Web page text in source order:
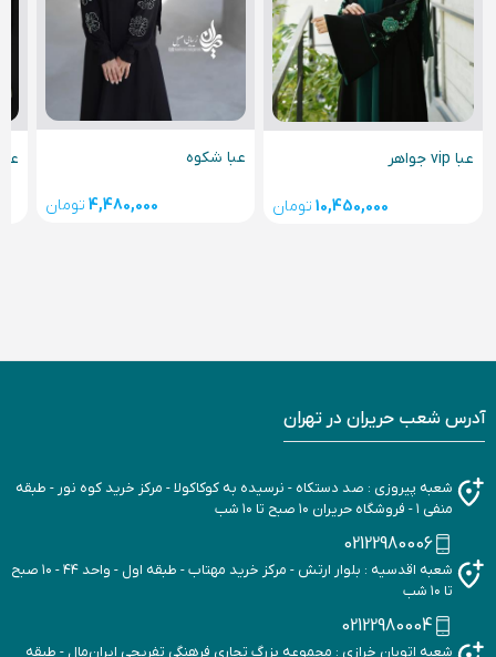
عبا vip جواهر
10,450,000 تومان
عبا شکوه
4,480,000 تومان
آدرس شعب حریران در تهران
شعبه پیروزی : صد دستکاه - نرسیده به کوکاکولا - مرکز خرید کوه نور - طبقه
منفی ۱ - فروشگاه حریران ۱۰ صبح تا ۱۰ شب
02122980006
شعبه اقدسیه : بلوار ارتش - مرکز خرید مهتاب - طبقه اول - واحد ۴۴ - ۱۰ صبح
تا ۱۰ شب
02122980004
شعبه اتوبان خرازی : مجموعه بزرگ تجاری فرهنگی تفریحی ایران‌مال - طبقه